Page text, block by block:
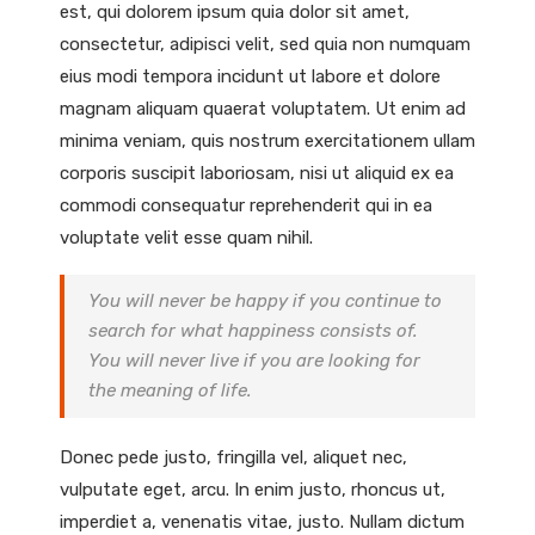
est, qui dolorem ipsum quia dolor sit amet,
consectetur, adipisci velit, sed quia non numquam
eius modi tempora incidunt ut labore et dolore
magnam aliquam quaerat voluptatem. Ut enim ad
minima veniam, quis nostrum exercitationem ullam
corporis suscipit laboriosam, nisi ut aliquid ex ea
commodi consequatur reprehenderit qui in ea
voluptate velit esse quam nihil.
You will never be happy if you continue to
search for what happiness consists of.
You will never live if you are looking for
the meaning of life.
Donec pede justo, fringilla vel, aliquet nec,
vulputate eget, arcu. In enim justo, rhoncus ut,
imperdiet a, venenatis vitae, justo. Nullam dictum